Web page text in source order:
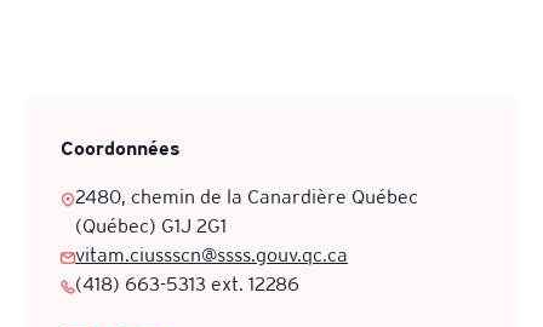
Coordonnées
2480, chemin de la Canardière Québec
(Québec) G1J 2G1
vitam.ciussscn@ssss.gouv.qc.ca
(418) 663-5313 ext. 12286